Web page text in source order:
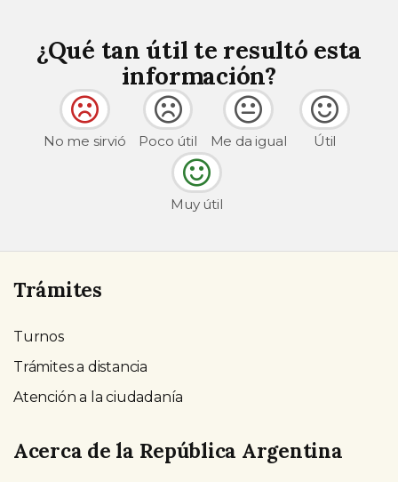
¿Qué tan útil te resultó esta
información?
No me sirvió Poco útil Me da igual Útil
Muy útil
Trámites
Turnos
Trámites a distancia
Atención a la ciudadanía
Acerca de la República Argentina